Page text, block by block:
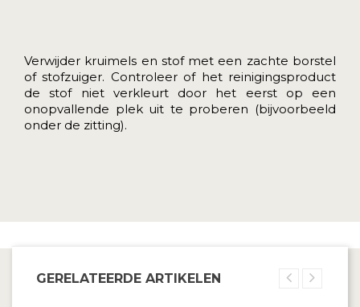
Verwijder kruimels en stof met een zachte borstel
of stofzuiger. Controleer of het reinigingsproduct
de stof niet verkleurt door het eerst op een
onopvallende plek uit te proberen (bijvoorbeeld
onder de zitting).
GERELATEERDE ARTIKELEN